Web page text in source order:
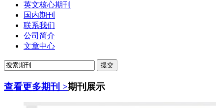
英文核心期刊
国内期刊
联系我们
公司简介
文章中心
查看更多期刊 >期刊展示